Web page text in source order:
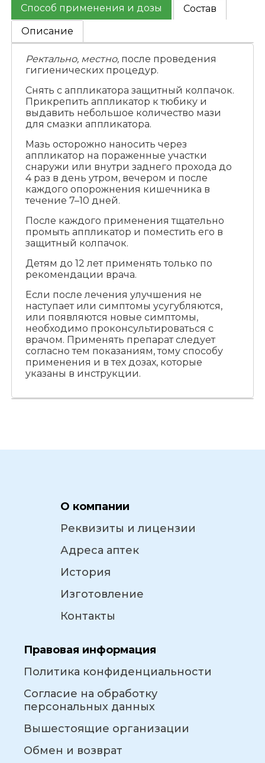
Способ применения и дозы
Состав
Описание
Ректально, местно,после проведения
гигиенических процедур.
Снять с аппликатора защитный колпачок.
Прикрепить аппликатор к тюбику и
выдавить небольшое количество мази
для смазки аппликатора.
Мазь осторожно наносить через
аппликатор на пораженные участки
снаружи или внутри заднего прохода до
4 раз в день утром, вечером и после
каждого опорожнения кишечника в
течение 7–10 дней.
После каждого применения тщательно
промыть аппликатор и поместить его в
защитный колпачок.
Детям до 12 лет применять только по
рекомендации врача.
Если после лечения улучшения не
наступает или симптомы усугубляются,
или появляются новые симптомы,
необходимо проконсультироваться с
врачом. Применять препарат следует
согласно тем показаниям, тому способу
применения и в тех дозах, которые
указаны в инструкции.
О компании
Реквизиты и лицензии
Адреса аптек
История
Изготовление
Контакты
Правовая информация
Политика конфиденциальности
Согласие на обработку
персональных данных
Вышестоящие организации
Обмен и возврат